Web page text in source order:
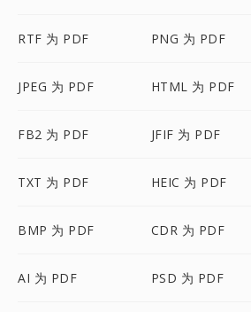
RTF 为 PDF PNG 为 PDF
JPEG 为 PDF HTML 为 PDF
FB2 为 PDF JFIF 为 PDF
TXT 为 PDF HEIC 为 PDF
BMP 为 PDF CDR 为 PDF
AI 为 PDF PSD 为 PDF